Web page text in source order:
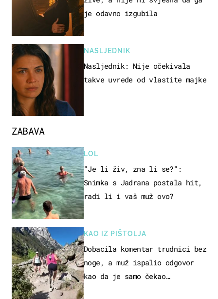
ZABAVA
LOL
"Je li živ, zna li se?":
Snimka s Jadrana postala hit,
radi li i vaš muž ovo?
KAO IZ PIŠTOLJA
Dobacila komentar trudnici bez
noge, a muž ispalio odgovor
kao da je samo čekao…
je odavno izgubila
NASLJEDNIK
Nasljednik: Nije očekivala
takve uvrede od vlastite majke